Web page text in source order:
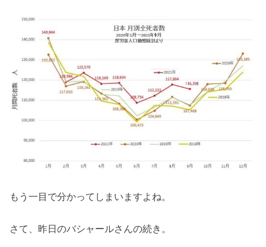
もう一目で分かってしまいますよね。
さて、昨日のバシャールさんの続き。